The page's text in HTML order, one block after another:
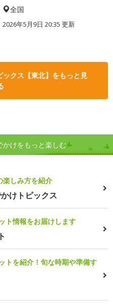
全国
2026年5月9日 20:35 更新
クス【東北】をもっと見
かけをもっと楽しむ
楽しみ方を紹介
けトピックス
ト情報をお届けします
トを紹介！旬な時期や準備す